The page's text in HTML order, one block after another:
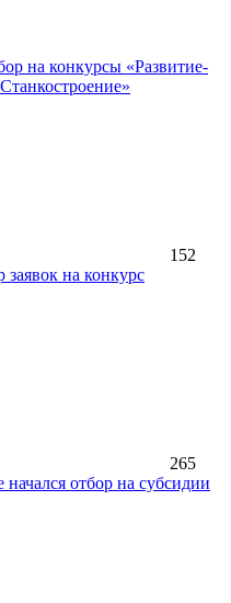
на конкурсы «Развитие-
152
заявок на конкурс
265
отбор на субсидии